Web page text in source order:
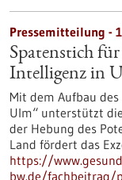
Pressemitteilung -
Spatenstich
Intelligenz in
Mit dem Aufbau
Ulm“ unterstützt
der Hebung des
Land fördert das
https://
bw.de/fachbeitrag/